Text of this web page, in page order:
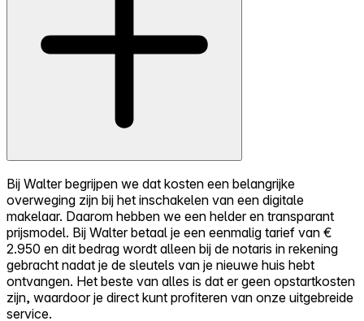
Bij Walter begrijpen we dat kosten een belangrijke
overweging zijn bij het inschakelen van een digitale
makelaar. Daarom hebben we een helder en transparant
prijsmodel. Bij Walter betaal je een eenmalig tarief van €
2.950 en dit bedrag wordt alleen bij de notaris in rekening
gebracht nadat je de sleutels van je nieuwe huis hebt
ontvangen. Het beste van alles is dat er geen opstartkosten
zijn, waardoor je direct kunt profiteren van onze uitgebreide
service.